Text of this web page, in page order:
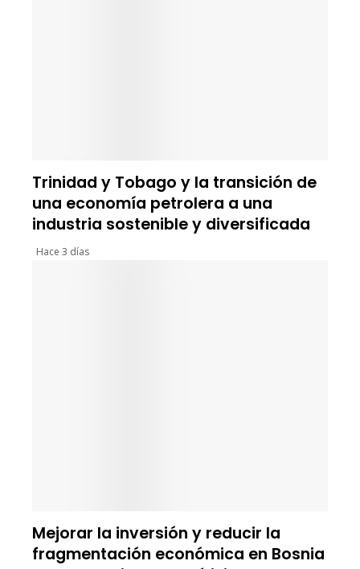
Trinidad y Tobago y la transición de
una economía petrolera a una
industria sostenible y diversificada
Hace 3 días
Mejorar la inversión y reducir la
fragmentación económica en Bosnia